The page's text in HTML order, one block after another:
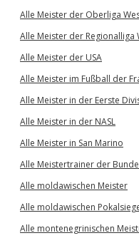
Alle Meister der Oberliga
Alle Meister der Regionalliga
Alle Meister der USA
Alle Meister im Fußball der
Alle Meister in der Eerste
Alle Meister in der NASL
Alle Meister in San Marino
Alle Meistertrainer der
Alle moldawischen Meister
Alle moldawischen
Alle montenegrinischen